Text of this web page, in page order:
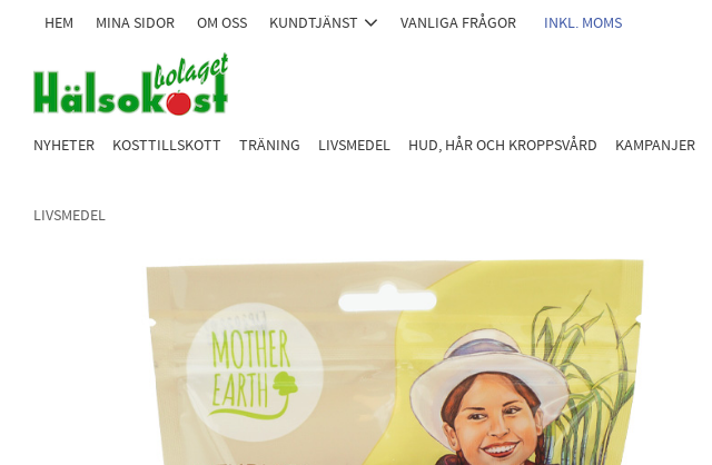
HEM MINA SIDOR OM OSS KUNDTJÄNST VANLIGA FRÅGOR INKL. MOMS
NYHETER KOSTTILLSKOTT TRÄNING LIVSMEDEL HUD, HÅR OCH KROPPSVÅRD KAMPANJER
LIVSMEDEL